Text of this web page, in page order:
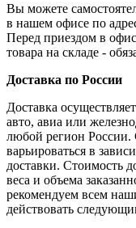
Вы можете
в нашем офисе по
Перед приездом в
товара на складе -
Доставка по России
Доставка
авто, авиа или
любой регион России.
варьироваться в
доставки. Стоимость
веса и объема
рекомендуем всем
действовать